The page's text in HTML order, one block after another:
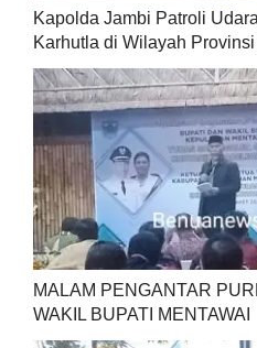
Kapolda Jambi Patroli
Karhutla di Wilayah
MALAM PENGANTAR
WAKIL BUPATI MENTAWAI